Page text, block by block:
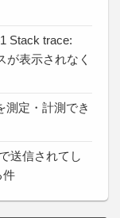
Stack trace:
が表示されなく
測定・計測でき
送信されてし
件